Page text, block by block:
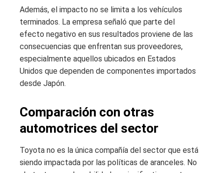
Además, el impacto no se limita a los vehículos
terminados. La empresa señaló que parte del
efecto negativo en sus resultados proviene de las
consecuencias que enfrentan sus proveedores,
especialmente aquellos ubicados en Estados
Unidos que dependen de componentes importados
desde Japón.
Comparación con otras
automotrices del sector
Toyota no es la única compañía del sector que está
siendo impactada por las políticas de aranceles. No